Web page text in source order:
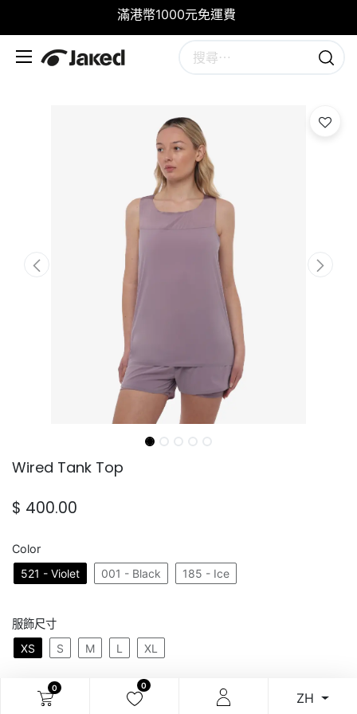
0 0
ZH
滿港幣1000元免運費
Wired Tank Top
$ 400.00
Color
521 - Violet
001 - Black 185 - Ice
服飾尺寸
XS
S M L XL
加入購物車